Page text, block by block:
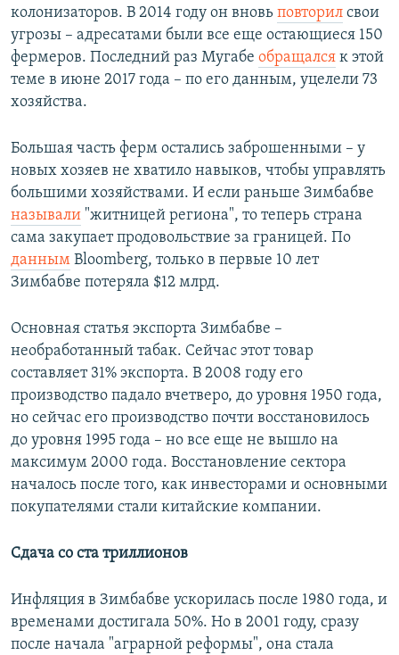
колонизаторов. В 2014 году он вновь повторил свои
угрозы – адресатами были все еще остающиеся 150
фермеров. Последний раз Мугабе обращался к этой
теме в июне 2017 года – по его данным, уцелели 73
хозяйства.
Большая часть ферм остались заброшенными – у
новых хозяев не хватило навыков, чтобы управлять
большими хозяйствами. И если раньше Зимбабве
называли "житницей региона", то теперь страна
сама закупает продовольствие за границей. По
данным Bloomberg, только в первые 10 лет
Зимбабве потеряла $12 млрд.
Основная статья экспорта Зимбабве –
необработанный табак. Сейчас этот товар
составляет 31% экспорта. В 2008 году его
производство падало вчетверо, до уровня 1950 года,
но сейчас его производство почти восстановилось
до уровня 1995 года – но все еще не вышло на
максимум 2000 года. Восстановление сектора
началось после того, как инвесторами и основными
покупателями стали китайские компании.
Сдача со ста триллионов
Инфляция в Зимбабве ускорилась после 1980 года, и
временами достигала 50%. Но в 2001 году, сразу
после начала "аграрной реформы", она стала